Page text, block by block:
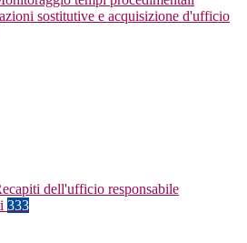
sostitutive e acquisizione d'ufficio
dell'ufficio responsabile
333